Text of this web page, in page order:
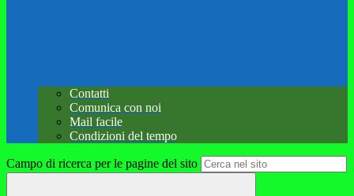
Contatti
Comunica con noi
Mail facile
Condizioni del tempo
Campo di ricerca per le pagine del sito